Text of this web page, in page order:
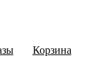
Корзина